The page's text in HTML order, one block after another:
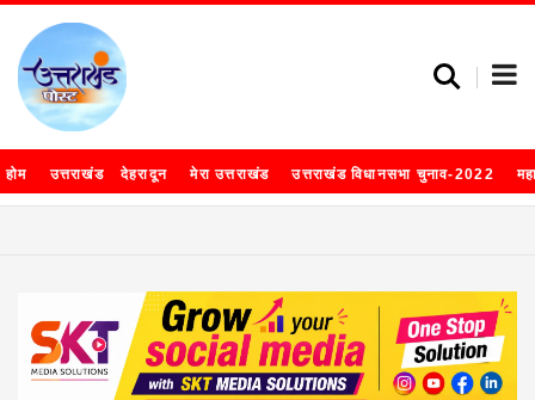
होम उत्तराखंड देहरादून मेरा उत्तराखंड उत्तराखंड विधानसभा चुनाव-2022